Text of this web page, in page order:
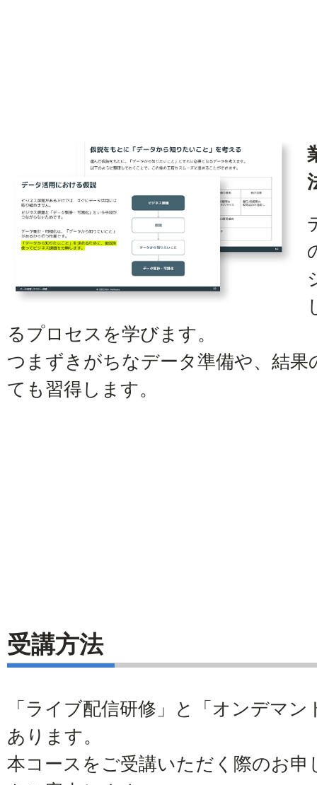
るプロセスを学びます。
つまずきがちなデータ準備や、結
ても習得します。
受講方法
「ライブ配信研修」と「オンデマ
あります。
本コースをご受講いただく際のお